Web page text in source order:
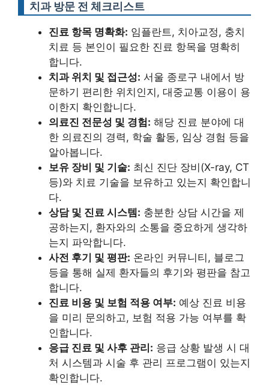
치과 방문 전 체크리스트
진료 항목 명확화: 임플란트, 치아교정, 충치
치료 등 본인이 필요한 진료 항목을 명확히
합니다.
치과 위치 및 접근성: 서울 종로구 내에서 방
문하기 편리한 위치인지, 대중교통 이용이 용
이한지 확인합니다.
의료진 전문성 및 경험: 해당 진료 분야에 대
한 의료진의 경력, 학술 활동, 임상 경험 등을
알아봅니다.
보유 장비 및 기술: 최신 진단 장비(X-ray, CT
등)와 치료 기술을 보유하고 있는지 확인합니
다.
상담 및 진료 시스템: 충분한 상담 시간을 제
공하는지, 환자와의 소통을 중요하게 생각하
는지 파악합니다.
사전 후기 및 평판: 온라인 커뮤니티, 블로그
등을 통해 실제 환자들의 후기와 평판을 참고
합니다.
진료 비용 및 보험 적용 여부: 예상 진료 비용
을 미리 문의하고, 보험 적용 가능 여부를 확
인합니다.
응급 진료 및 사후 관리: 응급 상황 발생 시 대
처 시스템과 시술 후 관리 프로그램이 있는지
확인합니다.